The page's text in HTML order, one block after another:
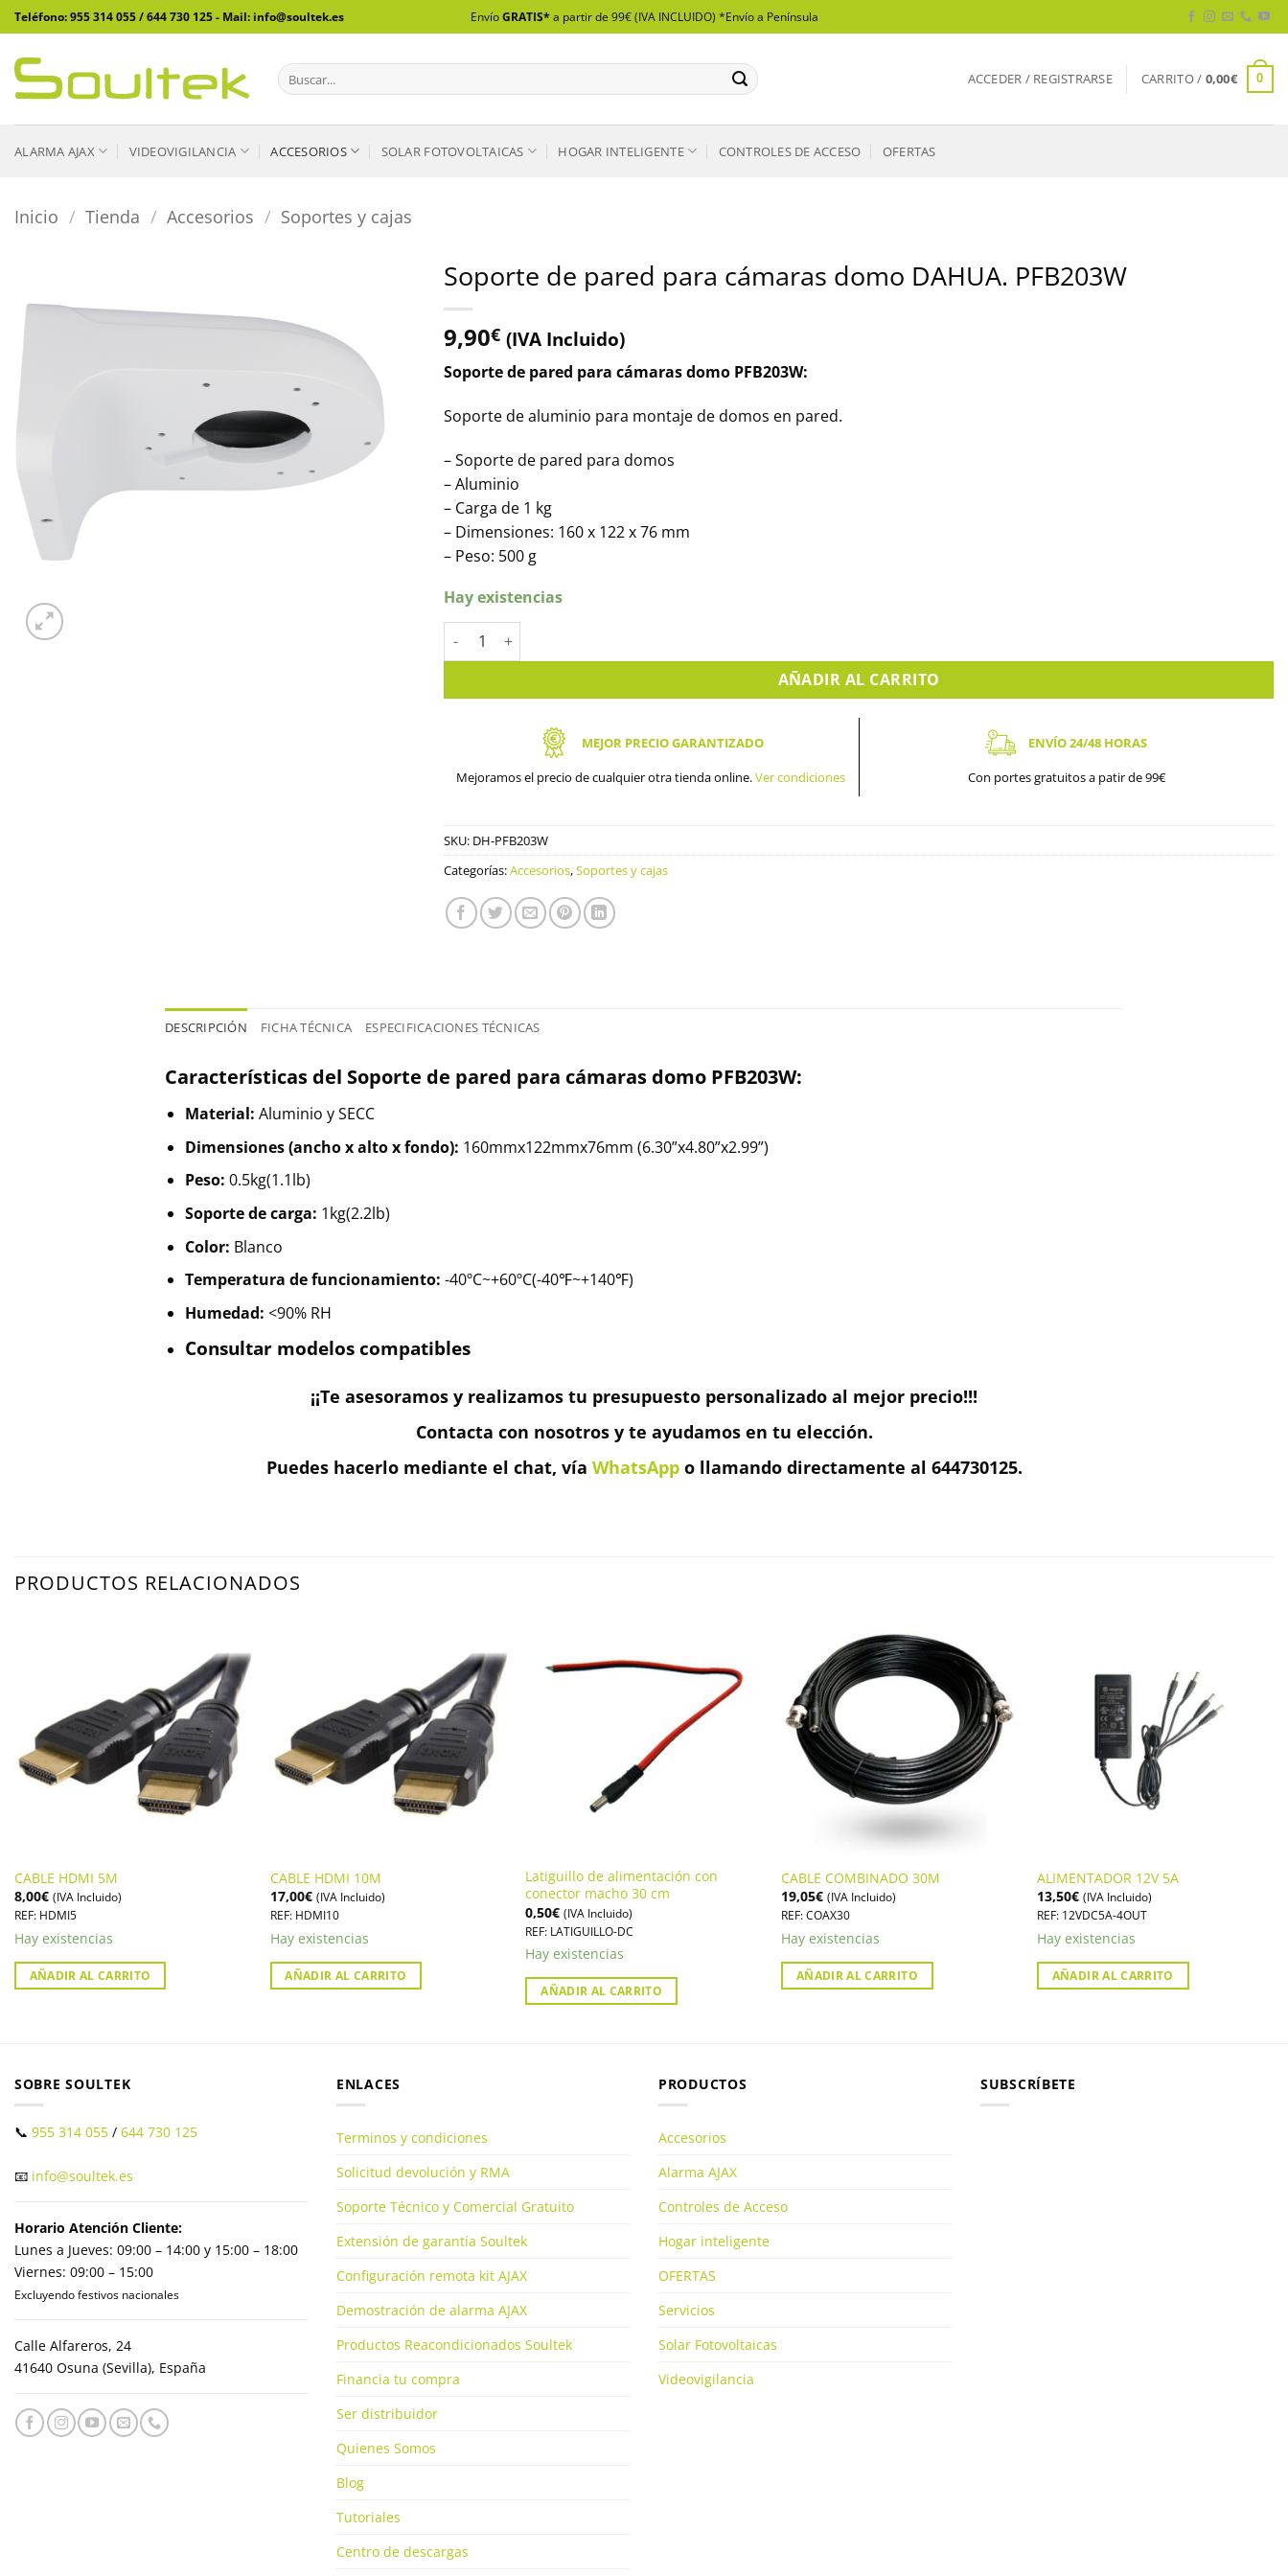
Saltar
al
contenido
Teléfono: 955 314 055 / 644 730 125 - Mail: info@soultek.es EnvíoGRATIS* a partir de 99€ (IVA INCLUIDO) *Envío a Península
Buscar
por:
ACCEDER / REGISTRARSE CARRITO / 0,00€ 0
ALARMA AJAX VIDEOVIGILANCIA ACCESORIOS SOLAR FOTOVOLTAICAS HOGAR INTELIGENTE CONTROLES DE ACCESO OFERTAS
Inicio / Tienda / Accesorios / Soportes y cajas
Soporte de pared para cámaras domo DAHUA. PFB203W
9,90€ (IVA Incluido)
Soporte de pared para cámaras domo PFB203W:
Soporte de aluminio para montaje de domos en pared.
– Soporte de pared para domos
– Aluminio
– Carga de 1 kg
– Dimensiones: 160 x 122 x 76 mm
– Peso: 500 g
Hay existencias
Soporte de pared para cámaras domo DAHUA. PFB203W cantidad
AÑADIR AL CARRITO
MEJOR PRECIO GARANTIZADO
Mejoramos el precio de cualquier otra tienda online.Ver condiciones
ENVÍO 24/48 HORAS
Con portes gratuitos a patir de 99€
SKU: DH-PFB203W
Categorías:Accesorios,Soportes y cajas
DESCRIPCIÓN FICHA TÉCNICA ESPECIFICACIONES TÉCNICAS
Características del Soporte de pared para cámaras domo PFB203W:
Material: Aluminio y SECC
Dimensiones (ancho x alto x fondo): 160mmx122mmx76mm (6.30”x4.80”x2.99”)
Peso: 0.5kg(1.1lb)
Soporte de carga: 1kg(2.2lb)
Color: Blanco
Temperatura de funcionamiento: -40ºC~+60ºC(-40℉~+140℉)
Humedad: <90% RH
Consultar modelos compatibles
¡¡Te asesoramos y realizamos tu presupuesto personalizado al mejor precio!!!
Contacta con nosotros y te ayudamos en tu elección.
Puedes hacerlo mediante el chat, vía WhatsAppo llamando directamente al 644730125.
PRODUCTOS RELACIONADOS
CABLE HDMI 5M
8,00€ (IVA Incluido)
REF: HDMI5
Hay existencias
AÑADIR AL CARRITO
CABLE HDMI 10M
17,00€ (IVA Incluido)
REF: HDMI10
Hay existencias
AÑADIR AL CARRITO
Latiguillo de alimentación con
conector macho 30 cm
0,50€ (IVA Incluido)
REF: LATIGUILLO-DC
Hay existencias
AÑADIR AL CARRITO
CABLE COMBINADO 30M
19,05€ (IVA Incluido)
REF: COAX30
Hay existencias
AÑADIR AL CARRITO
ALIMENTADOR 12V 5A
13,50€ (IVA Incluido)
REF: 12VDC5A-4OUT
Hay existencias
AÑADIR AL CARRITO
SOBRE SOULTEK
📞 955 314 055 / 644 730 125
📧 info@soultek.es
Horario Atención Cliente:
Lunes a Jueves: 09:00 – 14:00 y 15:00 – 18:00
Viernes: 09:00 – 15:00
Excluyendo festivos nacionales
Calle Alfareros, 24
41640 Osuna (Sevilla), España
ENLACES
Terminos y condiciones
Solicitud devolución y RMA
Soporte Técnico y Comercial Gratuito
Extensión de garantía Soultek
Configuración remota kit AJAX
Demostración de alarma AJAX
Productos Reacondicionados Soultek
Financia tu compra
Ser distribuidor
Quienes Somos
Blog
Tutoriales
Centro de descargas
PRODUCTOS
Accesorios
Alarma AJAX
Controles de Acceso
Hogar inteligente
OFERTAS
Servicios
Solar Fotovoltaicas
Videovigilancia
SUBSCRÍBETE